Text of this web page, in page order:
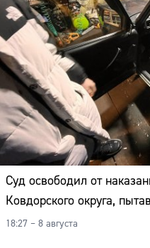
Суд освободил от
Ковдорского округа,
18:27 – 8 августа